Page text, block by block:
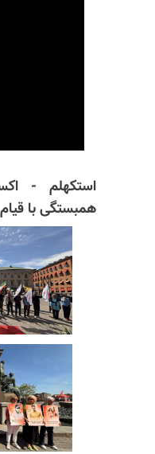
استکهلم -
همبستگی با قیام